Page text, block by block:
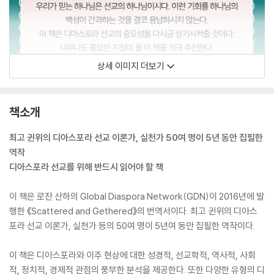
상세 이미지 더보기
책소개
최고 귄위의 디아스포라 선교 이론가, 실천가 50여 명이 5년 동안 집필한
역작
디아스포라 선교를 위해 반드시 읽어야 할 책
이 책은 로잔 산하의 Global Diaspora Network(GDN)이 2016년에 발
행한 《Scattered and Gethered》의 번역서이다. 최고 귄위의 디아스
포라 선교 이론가, 실천가 등의 50여 명이 5년여 동안 집필한 역작이다.
이 책은 디아스포라와 이주 현상에 대한 성경적, 선교학적, 역사적, 사회
적, 정치적, 경제적 관점의 풍부한 분석을 제공한다. 또한 다양한 유형의 디